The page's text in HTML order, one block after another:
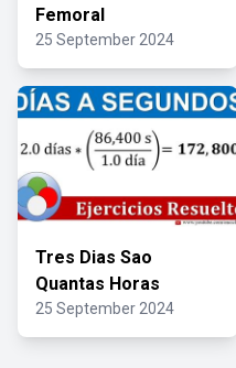
Femoral
25 September 2024
Tres Dias Sao
Quantas Horas
25 September 2024